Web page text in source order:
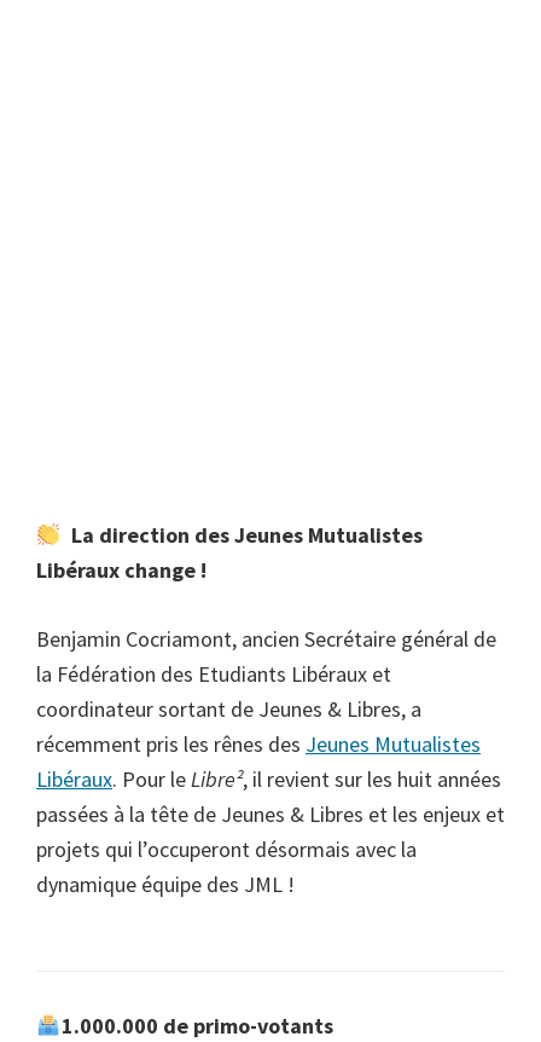
La direction des Jeunes Mutualistes
Libéraux change !
Benjamin Cocriamont, ancien Secrétaire général de
la Fédération des Etudiants Libéraux et
coordinateur sortant de Jeunes & Libres, a
récemment pris les rênes des Jeunes Mutualistes
Libéraux. Pour leLibre², il revient sur les huit années
passées à la tête de Jeunes & Libres et les enjeux et
projets qui l’occuperont désormais avec la
dynamique équipe des JML !
1.000.000 de primo-votants